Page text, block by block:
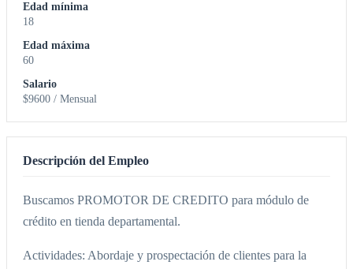
Edad mínima
18
Edad máxima
60
Salario
$9600 / Mensual
Descripción del Empleo
Buscamos PROMOTOR DE CREDITO para módulo de
crédito en tienda departamental.
Actividades: Abordaje y prospectación de clientes para la